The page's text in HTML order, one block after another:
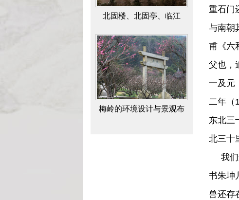
北固楼、北固亭、临江
亭、多景楼辨
梅岭的环境设计与景观布
重石门
与南朝
甫《六
父也，
一及元
二年（
东北三
北三十
我们
书朱坤
兽还存